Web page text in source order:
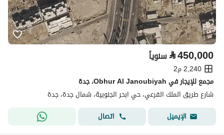
⃁450,000 سنوياً
2,240 م2
مجمع للإيجار في Obhur Al Janoubiyah، جدة
شارع طريق الملك الفرعي، حي ابحر الجنوبية، شمال جدة، جدة
الإيميل
اتصال